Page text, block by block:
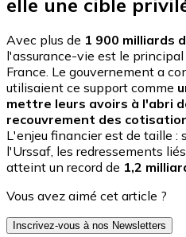
Avec plus de 1 900 milliards
l'assurance-vie est le
France. Le gouvernement a
utilisaient ce support comme
mettre leurs avoirs à l'abri
recouvrement des
L'enjeu financier est de taille :
l'Urssaf, les redressements
atteint un record de 1,2
Vous avez aimé cet article ?
Inscrivez-vous à nos Newsletters